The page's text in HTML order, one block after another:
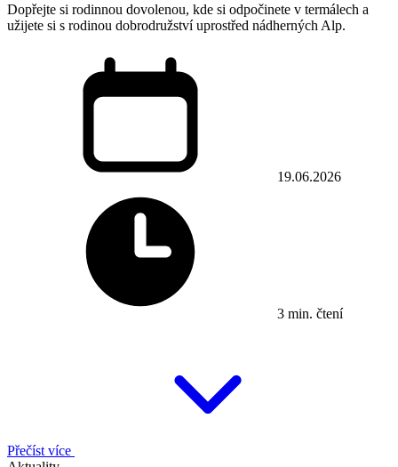
Dopřejte si rodinnou dovolenou, kde si odpočinete v termálech a
užijete si s rodinou dobrodružství uprostřed nádherných Alp.
19.06.2026
3 min. čtení
Přečíst více